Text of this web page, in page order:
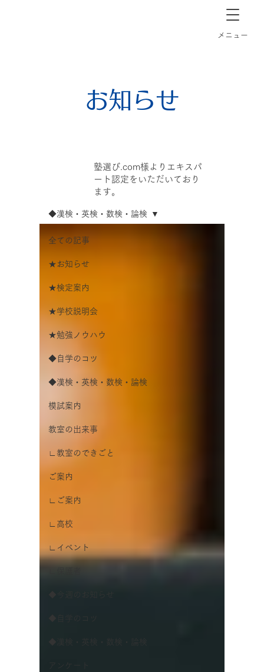
​メニュー
全ての記事
★お知らせ
★検定案内
★学校説明会
★勉強ノウハウ
◆自学のコツ
◆漢検・英検・数検・論検
模試案内
教室の出来事
∟教室のできごと
ご案内
∟ご案内
∟高校
∟イベント
◆漢検・英検・数検・論検
塾選び.com様よりエキスパ
ート認定をいただいており
ます。
お知らせ